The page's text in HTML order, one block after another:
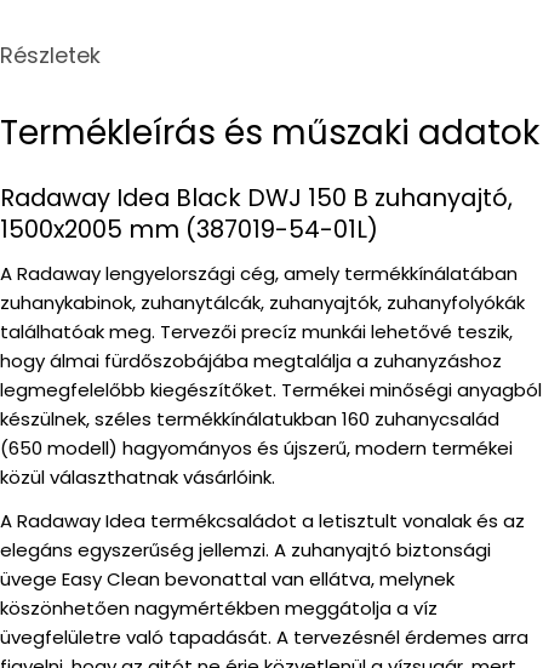
Részletek
Termékleírás és műszaki adatok
Radaway Idea Black DWJ 150 B zuhanyajtó,
1500x2005 mm (387019-54-01L)
A Radaway lengyelországi cég, amely termékkínálatában
zuhanykabinok, zuhanytálcák, zuhanyajtók, zuhanyfolyókák
találhatóak meg. Tervezői precíz munkái lehetővé teszik,
hogy álmai fürdőszobájába megtalálja a zuhanyzáshoz
legmegfelelőbb kiegészítőket. Termékei minőségi anyagból
készülnek, széles termékkínálatukban 160 zuhanycsalád
(650 modell) hagyományos és újszerű, modern termékei
közül választhatnak vásárlóink.
A Radaway Idea termékcsaládot a letisztult vonalak és az
elegáns egyszerűség jellemzi. A zuhanyajtó biztonsági
üvege Easy Clean bevonattal van ellátva, melynek
köszönhetően nagymértékben meggátolja a víz
üvegfelületre való tapadását. A tervezésnél érdemes arra